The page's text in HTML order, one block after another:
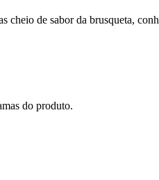
de sabor da brusqueta,
do produto.